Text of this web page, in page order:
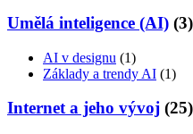
Umělá inteligence (AI) (3)
AI v designu (1)
Základy a trendy AI (1)
Internet a jeho vývoj (25)